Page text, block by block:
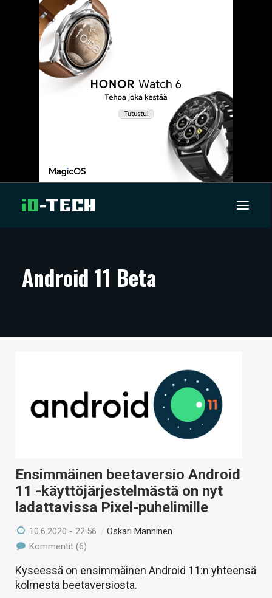
ARTIKKELIT
TECHBBS
KAUPPA
HAKU
Android 11 Beta
Ensimmäinen beetaversio Android
11 -käyttöjärjestelmästä on nyt
ladattavissa Pixel-puhelimille
10.6.2020 - 22:56 /Oskari Manninen
Kommentit (6)
Kyseessä on ensimmäinen Android 11:n yhteensä
kolmesta beetaversiosta.